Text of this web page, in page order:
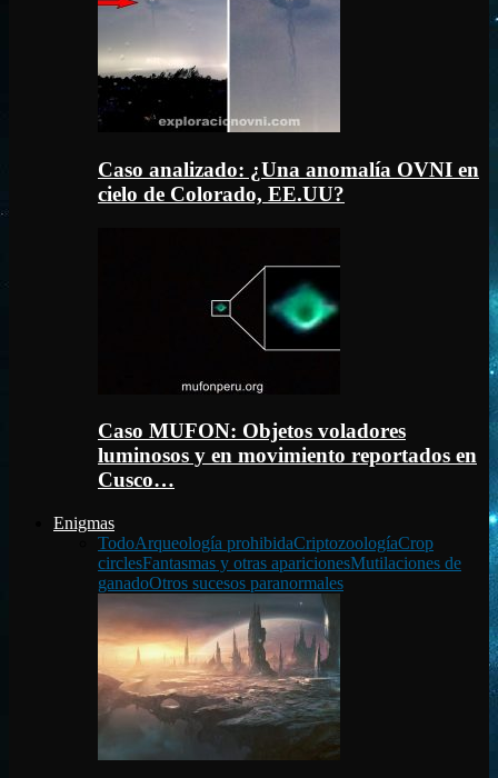
Caso analizado: ¿Una anomalía OVNI en
cielo de Colorado, EE.UU?
Caso MUFON: Objetos voladores
luminosos y en movimiento reportados en
Cusco…
Enigmas
TodoArqueología prohibidaCriptozoologíaCrop
circlesFantasmas y otras aparicionesMutilaciones de
ganadoOtros sucesos paranormales